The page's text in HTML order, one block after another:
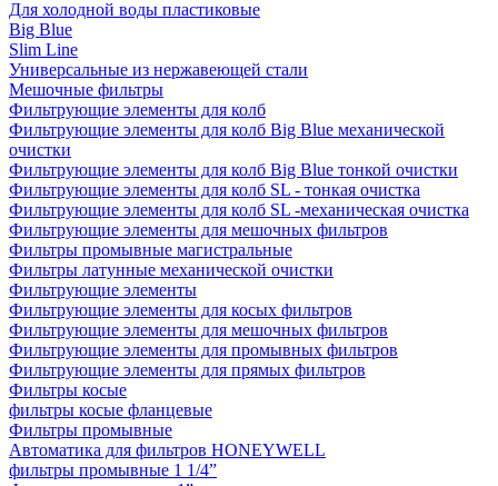
Для холодной воды пластиковые
Big Blue
Slim Line
Универсальные из нержавеющей стали
Мешочные фильтры
Фильтрующие элементы для колб
Фильтрующие элементы для колб Big Blue механической
очистки
Фильтрующие элементы для колб Big Blue тонкой очистки
Фильтрующие элементы для колб SL - тонкая очистка
Фильтрующие элементы для колб SL -механическая очистка
Фильтрующие элементы для мешочных фильтров
Фильтры промывные магистральные
Фильтры латунные механической очистки
Фильтрующие элементы
Фильтрующие элементы для косых фильтров
Фильтрующие элементы для мешочных фильтров
Фильтрующие элементы для промывных фильтров
Фильтрующие элементы для прямых фильтров
Фильтры косые
фильтры косые фланцевые
Фильтры промывные
Автоматика для фильтров HONEYWELL
фильтры промывные 1 1/4”